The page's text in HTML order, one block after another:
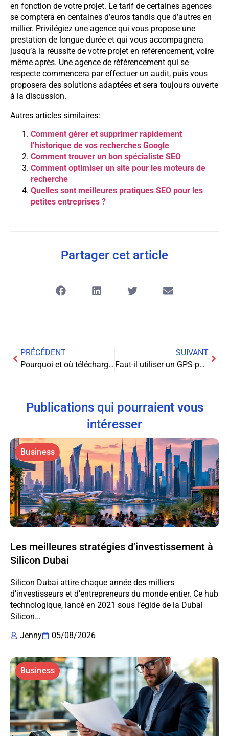
en fonction de votre projet. Le tarif de certaines agences
se comptera en centaines d’euros tandis que d’autres en
millier. Privilégiez une agence qui vous propose une
prestation de longue durée et qui vous accompagnera
jusqu’à la réussite de votre projet en référencement, voire
même après. Une agence de référencement qui se
respecte commencera par effectuer un audit, puis vous
proposera des solutions adaptées et sera toujours ouverte
à la discussion.
Autres articles similaires:
Comment gérer et supprimer rapidement
l’historique de vos recherches Google
Comment trouver un bon spécialiste SEO
Comment optimiser un site pour les moteurs de
recherche
Quelles sont meilleures pratiques SEO pour les
petites entreprises ?
Partager cet article
PRÉCÉDENT
Pourquoi et où télécharger des vidéos drôles ?
SUIVANT
Faut-il utiliser un GPS pour repérer les enfants ?
Publications qui pourraient vous
intéresser
Business
Les meilleures stratégies d’investissement à
Silicon Dubai
Silicon Dubai attire chaque année des milliers
d’investisseurs et d’entrepreneurs du monde entier. Ce hub
technologique, lancé en 2021 sous l’égide de la Dubai
Silicon...
Jenny
05/08/2026
Business